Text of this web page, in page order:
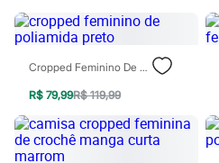
Chinelos
Sapatos
Tênis
Moda esportiva
Acessórios
Bermudas
Camisetas
Calças
Cropped Feminino De Poliamida Preto
R$ 79,99R$ 119,99